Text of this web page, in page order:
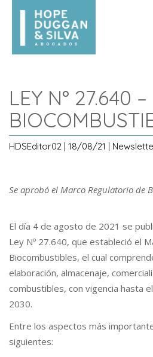
LEY N° 27.640
HDSEditor02 | 18/08/21 |
Se aprobó el Marco Regulatorio de
El día 4 de agosto de 2021 se
Ley Nº 27.640, que estableció el
Biocombustibles, el cual
elaboración, almacenaje,
combustibles, con vigencia hasta
2030.
Entre los aspectos más
siguientes: